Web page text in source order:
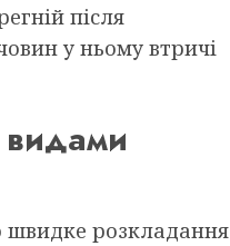
після
у ньому втричі
швидке розкладання